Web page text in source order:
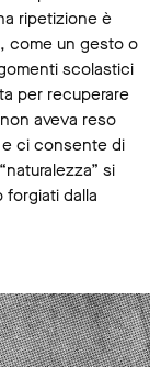
ripetizione è
come un gesto o
scolastici
per recuperare
aveva reso
ci consente di
si
dalla